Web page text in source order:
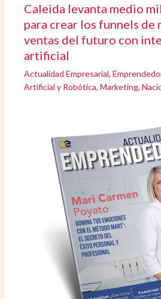
Caleida levanta medio
para crear los funnels de
ventas del futuro con
artificial
Actualidad Empresarial,
Artificial y Robótica,Marketing,